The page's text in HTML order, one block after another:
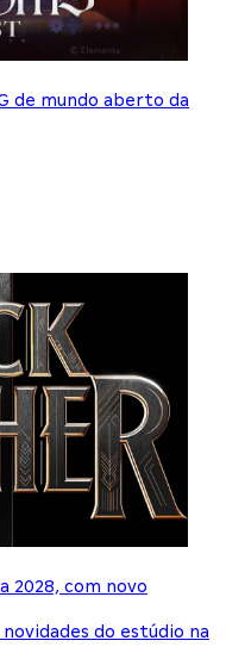
de mundo aberto da
2028, com novo
do estúdio na